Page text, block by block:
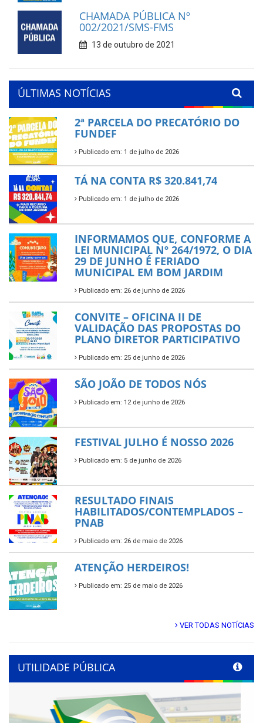
CHAMADA PÚBLICA Nº
002/2021/SMS-FMS
13 de outubro de 2021
ÚLTIMAS NOTÍCIAS
2ª PARCELA DO PRECATÓRIO DO
FUNDEF
Publicado em: 1 de julho de 2026
TÁ NA CONTA R$ 320.841,74
Publicado em: 1 de julho de 2026
INFORMAMOS QUE, CONFORME A
LEI MUNICIPAL Nº 264/1972, O DIA
29 DE JUNHO É FERIADO
MUNICIPAL EM BOM JARDIM
Publicado em: 26 de junho de 2026
CONVITE – OFICINA II DE
VALIDAÇÃO DAS PROPOSTAS DO
PLANO DIRETOR PARTICIPATIVO
Publicado em: 25 de junho de 2026
SÃO JOÃO DE TODOS NÓS
Publicado em: 12 de junho de 2026
FESTIVAL JULHO É NOSSO 2026
Publicado em: 5 de junho de 2026
RESULTADO FINAIS
HABILITADOS/CONTEMPLADOS –
PNAB
Publicado em: 26 de maio de 2026
ATENÇÃO HERDEIROS!
Publicado em: 25 de maio de 2026
VER TODAS NOTÍCIAS
UTILIDADE PÚBLICA